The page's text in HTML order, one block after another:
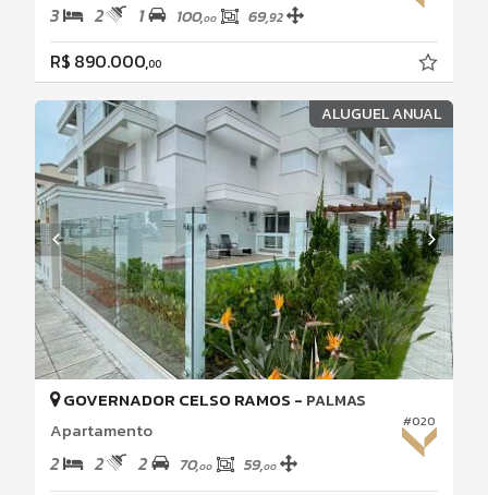
3 2 1 100,00 69,92
R$ 890.000,00
ALUGUEL ANUAL
#020
GOVERNADOR CELSO RAMOS - PALMAS
Apartamento
2 2 2 70,00 59,00